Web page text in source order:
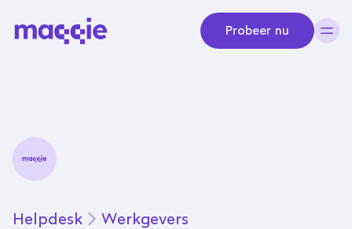
Probeer nu
Helpdesk Werkgevers